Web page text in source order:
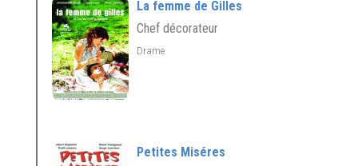
La femme de Gilles
Chef décorateur
Drame
Petites Miséres